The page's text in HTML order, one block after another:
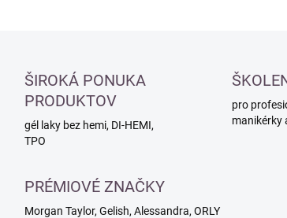
ŠIROKÁ PONUKA
PRODUKTOV
gél laky bez hemi, DI-HEMI,
TPO
pro
manikérky
PRÉMIOVÉ ZNAČKY
Morgan Taylor, Gelish, Alessandra, ORLY